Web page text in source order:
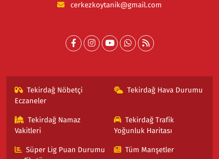
cerkezkoytanik@gmail.com
Tekirdağ Nöbetçi
Eczaneler
Tekirdağ Hava Durumu
Tekirdağ Namaz
Vakitleri
Tekirdağ Trafik
Yoğunluk Haritası
Süper Lig Puan Durumu
Tüm Manşetler